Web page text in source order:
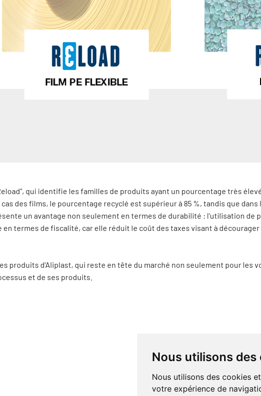
Nous utilisons des
Nous utilisons des cookies
votre expérience de
qui identifie les familles de produits ayant un pourcentage très
des films, le pourcentage recyclé est supérieur à 85 %, tandis que dans
un avantage non seulement en termes de durabilité : l'utilisation de
termes de fiscalité, car elle réduit le coût des taxes visant à
produits d'Aliplast, qui reste en tête du marché non seulement pour les
et de ses produits.